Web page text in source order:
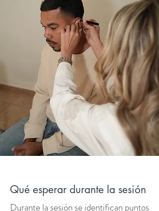
Qué esperar durante la sesión
Durante la sesión se identifican puntos